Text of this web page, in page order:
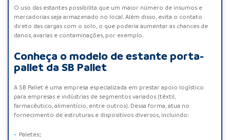
O uso das estantes possibilita que um maior número de insumos e
mercadorias seja armazenado no local. Além disso, evita o contato
direto das cargas com o solo, o que poderia aumentar as chances de
danos, avarias e contaminações, por exemplo.
Conheça o modelo de estante porta-
pallet da SB Pallet
A SB Pallet é uma empresa especializada em prestar apoio logístico
para empresas e indústrias de segmentos variados (têxtil,
farmacêutico, alimentício, entre outros). Dessa forma, atua no
fornecimento de estruturas e dispositivos diversos, incluindo:
Paletes;